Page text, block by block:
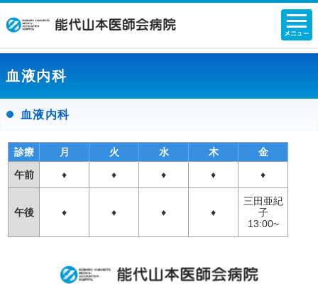
血液内科
血液内科
診療 月 火 水 木
金
午前
♦ ♦ ♦ ♦ ♦
午後 ♦ ♦ ♦ ♦
三田亜紀
子
13:00~